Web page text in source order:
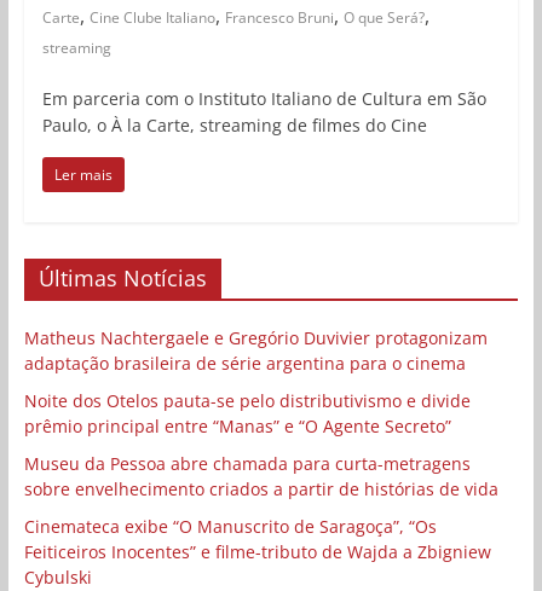
Carte, Cine Clube Italiano, Francesco Bruni, O que Será?,
streaming
Em parceria com o Instituto Italiano de Cultura em São
Paulo, o À la Carte, streaming de filmes do Cine
Ler mais
Últimas Notícias
Matheus Nachtergaele e Gregório Duvivier protagonizam
adaptação brasileira de série argentina para o cinema
Noite dos Otelos pauta-se pelo distributivismo e divide
prêmio principal entre “Manas” e “O Agente Secreto”
Museu da Pessoa abre chamada para curta-metragens
sobre envelhecimento criados a partir de histórias de vida
Cinemateca exibe “O Manuscrito de Saragoça”, “Os
Feiticeiros Inocentes” e filme-tributo de Wajda a Zbigniew
Cybulski